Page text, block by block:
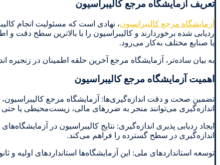
تعریف آزمایشگاه مرجع کالیبراسیون
آزمایشگاه مرجع کالیبراسیون، نهادی است که مسئولیت انجام
ردیابی شده برخوردارند و کالیبراسیون را با بالاترین سطح دقت و
یا صنایع مختلف به‌کار می‌رود.
به بیان ساده‌تر، آزمایشگاه مرجع آخرین حلقه اطمینان در زنجیره
اهمیت آزمایشگاه مرجع کالیبراسیون
تضمین صحت و دقت اندازه‌گیری‌ها: آزمایشگاه مرجع
اندازه‌گیری می‌توانند منجر به ضررهای مالی، زیست‌محیطی یا
ایجاد ردیابی پذیری اندازه‌گیری: نتایج کالیبراسیون در
اندازه‌گیری در سطح گسترده را فراهم می‌کند.
توسعه استانداردهای ملی: این آزمایشگاه‌ها استانداردهای اولیه